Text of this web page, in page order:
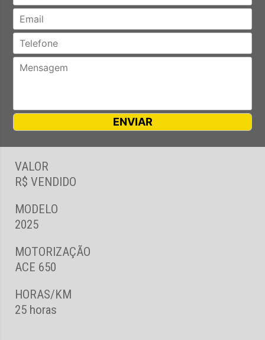
VALOR
R$ VENDIDO
MODELO
2025
MOTORIZAÇÃO
ACE 650
HORAS/KM
25 horas